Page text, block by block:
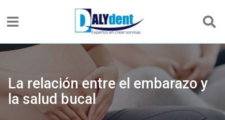
La relación entre el embarazo y
la salud bucal